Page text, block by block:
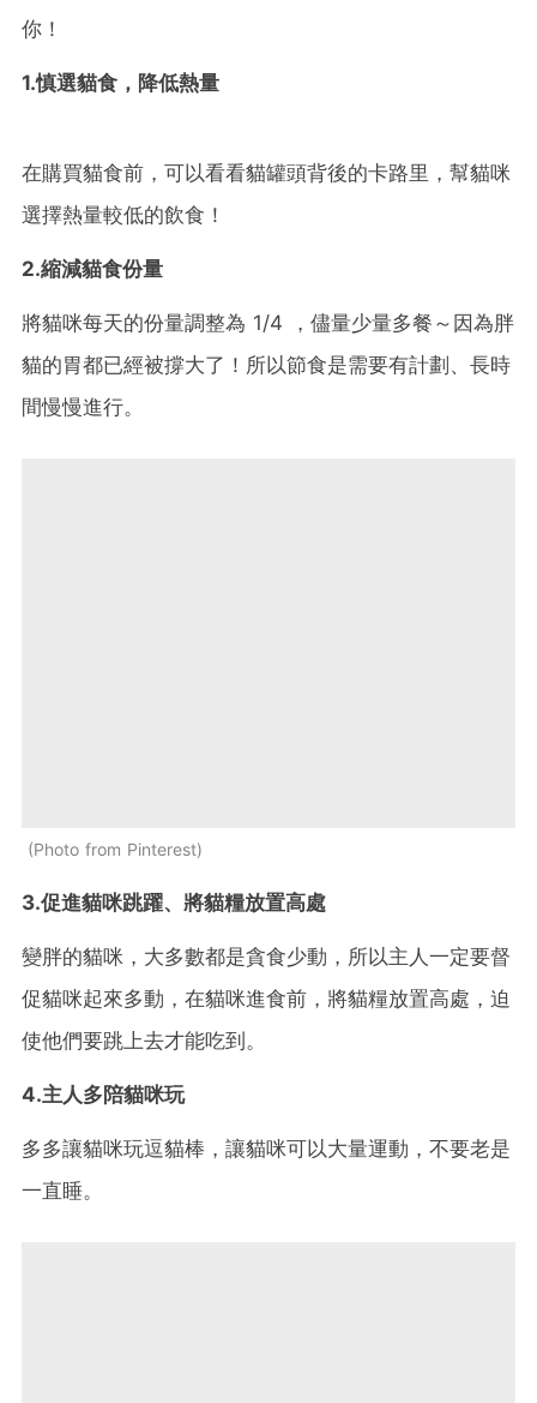
你！
1.慎選貓食，降低熱量
在購買貓食前，可以看看貓罐頭背後的卡路里，幫貓咪
選擇熱量較低的飲食！
2.縮減貓食份量
將貓咪每天的份量調整為 1/4 ，儘量少量多餐～因為胖
貓的胃都已經被撐大了！所以節食是需要有計劃、長時
間慢慢進行。
Photo from Pinterest
3.促進貓咪跳躍、將貓糧放置高處
變胖的貓咪，大多數都是貪食少動，所以主人一定要督
促貓咪起來多動，在貓咪進食前，將貓糧放置高處，迫
使他們要跳上去才能吃到。
4.主人多陪貓咪玩
多多讓貓咪玩逗貓棒，讓貓咪可以大量運動，不要老是
一直睡。